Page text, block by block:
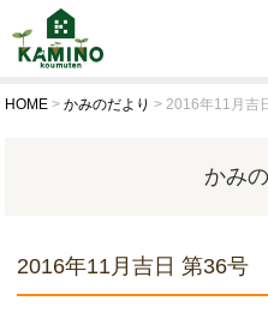
HOME >かみのだより >2016年11月吉
かみ
2016年11月吉日 第36号